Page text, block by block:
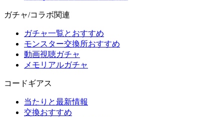
ガチャ/コラボ関連
ガチャ一覧とおすすめ
モンスター交換所おすすめ
動画視聴ガチャ
メモリアルガチャ
コードギアス
当たりと最新情報
交換おすすめ